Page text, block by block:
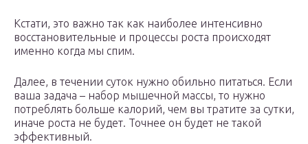
Кстати, это важно так как наиболее интенсивно
восстановительные и процессы роста происходят
именно когда мы спим.
Далее, в течении суток нужно обильно питаться. Если
ваша задача – набор мышечной массы, то нужно
потреблять больше калорий, чем вы тратите за сутки,
иначе роста не будет. Точнее он будет не такой
эффективный.